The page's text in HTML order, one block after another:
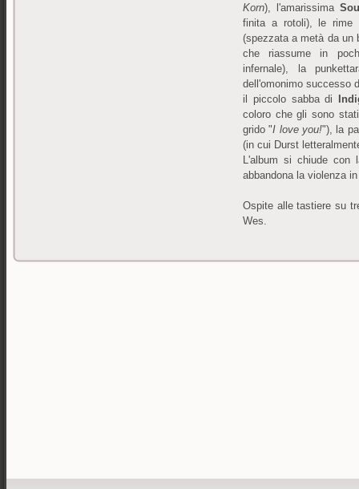
Korn), l'amarissima
finita a rotoli), le
(spezzata a metà da un
che riassume in
infernale), la
dell'omonimo successo
il piccolo sabba di
coloro che gli sono
grido "I love you!"), la
(in cui Durst
L'album si chiude con
abbandona la violenza
Ospite alle tastiere su
Wes.